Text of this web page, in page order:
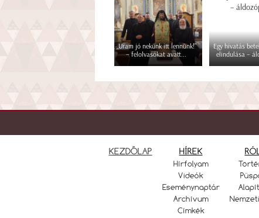
„Uram jó nekünk itt lennünk!”
– felolvasókat avatt...
Egy hivatás
elindulása –
KEZDŐLAP HÍREK
Hírfolyam
Videók
Eseménynaptár
Archívum
Címkék